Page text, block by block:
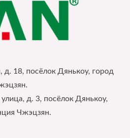
д. 18, посёлок Дянькоу, город
д. 3, посёлок Дянькоу,
Чжэцзян.